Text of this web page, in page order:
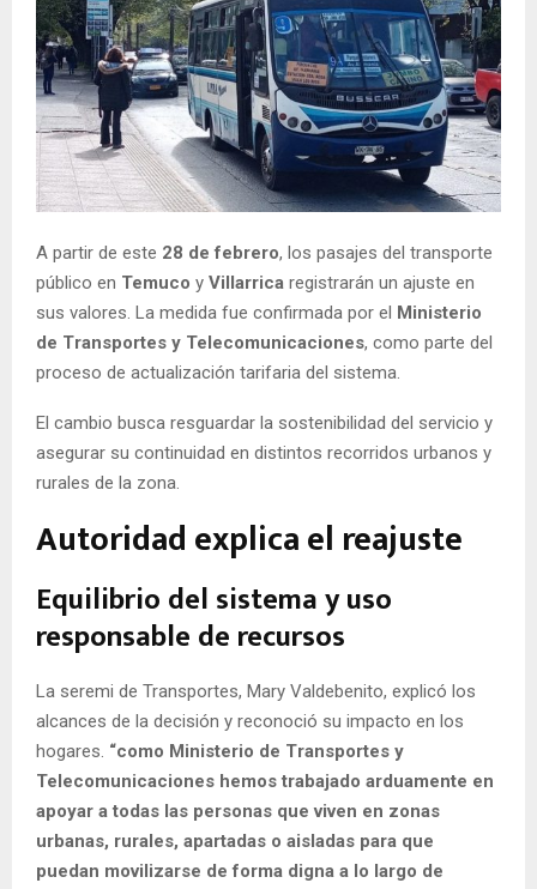
Y
M
E
N
U
A partir de este 28 de febrero, los pasajes del transporte
público en Temuco y Villarrica registrarán un ajuste en
sus valores. La medida fue confirmada por el
Ministerio
de Transportes y Telecomunicaciones, como parte del
proceso de actualización tarifaria del sistema.
El cambio busca resguardar la sostenibilidad del servicio y
asegurar su continuidad en distintos recorridos urbanos y
rurales de la zona.
Autoridad explica el reajuste
Equilibrio del sistema y uso
responsable de recursos
La seremi de Transportes, Mary Valdebenito, explicó los
alcances de la decisión y reconoció su impacto en los
hogares. “como Ministerio de Transportes y
Telecomunicaciones hemos trabajado arduamente en
apoyar a todas las personas que viven en zonas
urbanas, rurales, apartadas o aisladas para que
puedan movilizarse de forma digna a lo largo de